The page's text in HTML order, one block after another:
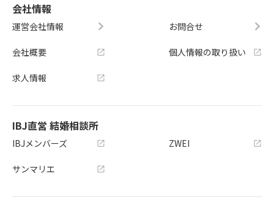
会社情報
運営会社情報
会社概要
求人情報
お問合せ
個人情報の取り扱い
IBJ直営 結婚相談所
IBJメンバーズ
サンマリエ
ZWEI